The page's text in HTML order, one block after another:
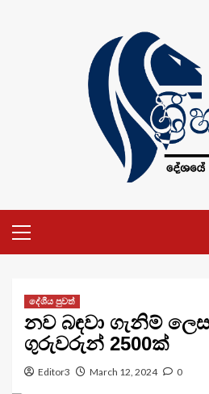
Menu
දේශීය පුවත්
නව බඳවා ගැනිම් ලෙස
ගුරුවරුන් 2500ක්
Editor3 March 12, 2024 0